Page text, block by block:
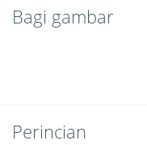
Bagi gambar
Perincian